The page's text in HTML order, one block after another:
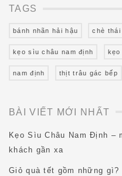
TAGS
bánh nhãn hải hậu chè thái
kẹo sìu châu nam định
nam định thịt trâu gác bếp
BÀI VIẾT MỚI NHẤT
Kẹo Sìu Châu Nam Định –
khách gần xa
Giỏ quà tết gồm những